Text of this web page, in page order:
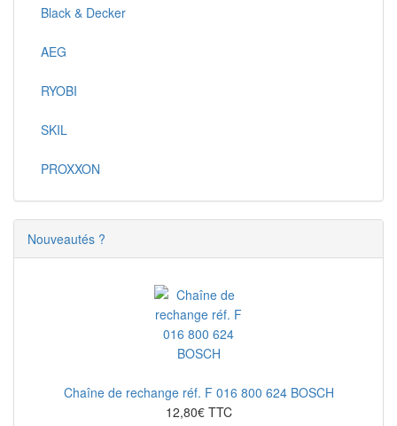
Black & Decker
AEG
RYOBI
SKIL
PROXXON
Nouveautés ?
Chaîne de rechange réf. F 016 800 624 BOSCH
12,80€ TTC